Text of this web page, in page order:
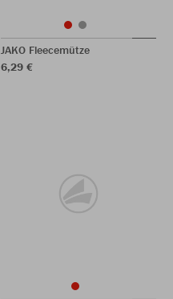
JAKO Fleecemütze
6,29 €